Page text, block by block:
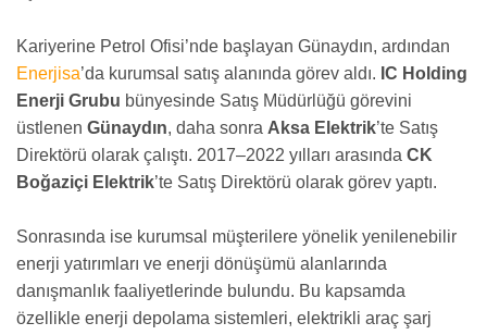
Kariyerine Petrol Ofisi’nde başlayan Günaydın, ardından
Enerjisa’da kurumsal satış alanında görev aldı. IC Holding
Enerji Grubu bünyesinde Satış Müdürlüğü görevini
üstlenen Günaydın, daha sonra Aksa Elektrik’te Satış
Direktörü olarak çalıştı. 2017–2022 yılları arasında CK
Boğaziçi Elektrik’te Satış Direktörü olarak görev yaptı.
Sonrasında ise kurumsal müşterilere yönelik yenilenebilir
enerji yatırımları ve enerji dönüşümü alanlarında
danışmanlık faaliyetlerinde bulundu. Bu kapsamda
özellikle enerji depolama sistemleri, elektrikli araç şarj